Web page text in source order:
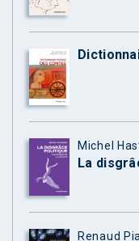
Michel
La
Renaud